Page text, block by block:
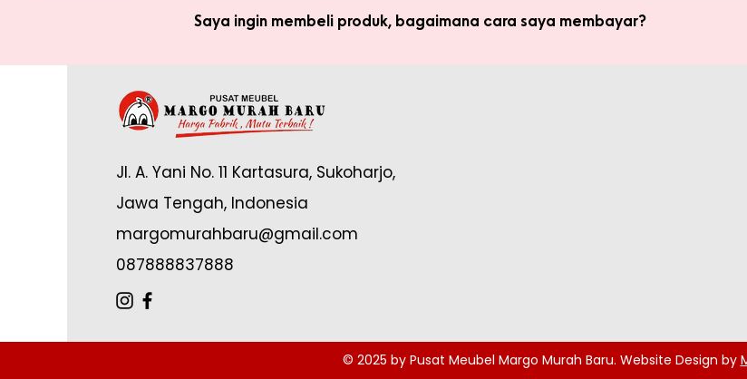
Saya ingin membeli produk, bagaimana cara saya membayar?
yang tertulis dan konfirmasikan kepada Admin.
Saya sudah jadi member tapi tidak bisa login ke Produk Member, apa yang
Admin di: https://wa.me/6287888837888 Tunggu waktu 24-48 jam untuk proses pembaruan
Jl. A. Yani No. 11 Kartasura, Sukoharjo,
Jawa Tengah, Indonesia
margomurahbaru@gmail.com
087888837888
© 2025 by Pusat Meubel Margo Murah Baru. Website Design by